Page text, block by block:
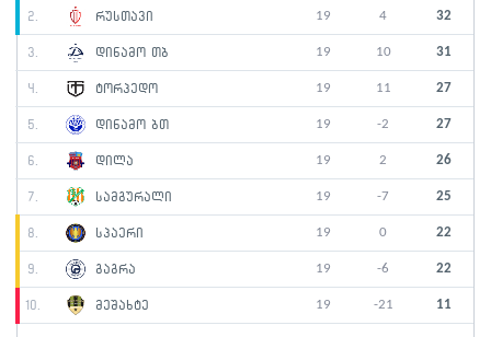
2. რუსთავი 19 4 32
3. დინამო თბ 19 10 31
4. ტორპედო 19 11 27
5. დინამო ბთ 19 -2 27
6. დილა 19 2 26
7. სამგურალი 19 -7 25
8. სპაერი 19 0 22
9. გაგრა 19 -6 22
10. მეშახტე 19 -21 11